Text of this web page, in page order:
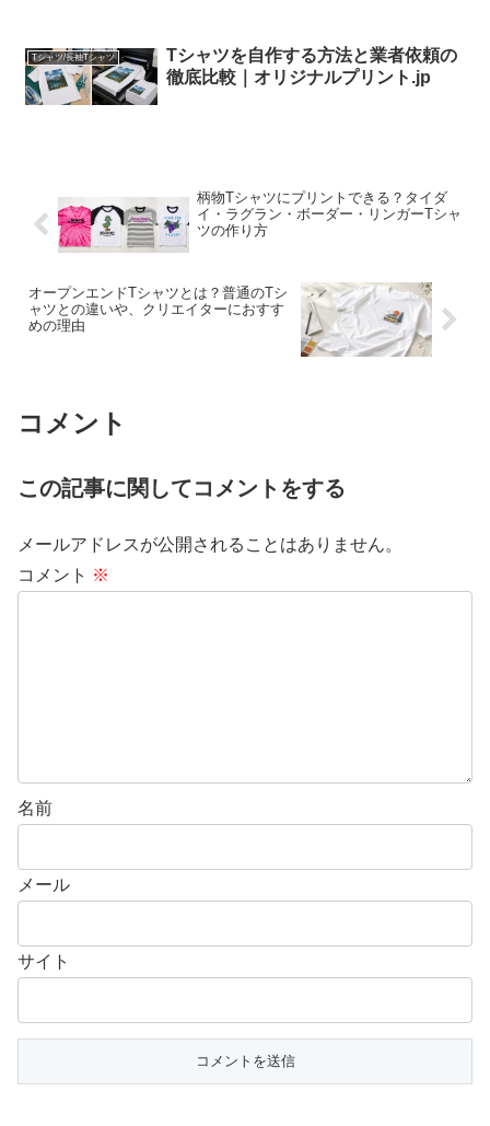
Tシャツ/長袖Tシャツ
Tシャツを自作する方法と業者依頼の
徹底比較｜オリジナルプリント.jp
柄物Tシャツにプリントできる？タイダ
イ・ラグラン・ボーダー・リンガーTシャ
ツの作り方
オープンエンドTシャツとは？普通のTシ
ャツとの違いや、クリエイターにおすす
めの理由
コメント
この記事に関してコメントをする
メールアドレスが公開されることはありません。
コメント ※
名前
メール
サイト